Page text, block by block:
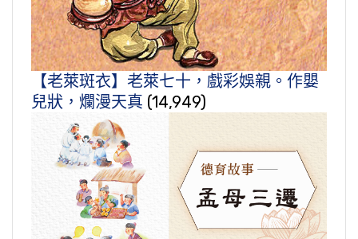
【老萊斑衣】老萊七十，戲彩娛親。作嬰
兒狀，爛漫天真 (14,949)